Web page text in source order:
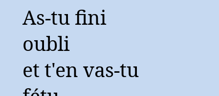
As-tu fini
oubli
et t'en vas-tu